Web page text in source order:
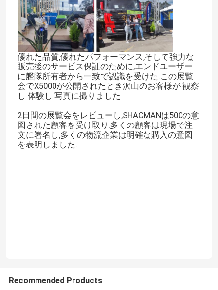
優れた品質,優れたパフォーマンス,そして強力な
販売後のサービス保証のために,エンドユーザー
に艦隊所有者から一致で認識を受けた.この展覧
会でX5000が公開されたとき沢山のお客様が 観察
し 体験し 写真に撮りました
2日間の展覧会をレビューし,SHACMANは500の意
図された顧客を受け取り,多くの顧客は現場で注
文に署名し,多くの物流企業は明確な購入の意図
を表明しました.
Recommended Products